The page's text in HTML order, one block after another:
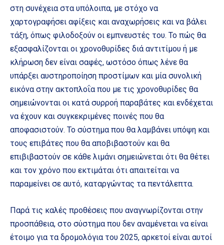
στη συνέχεια στα υπόλοιπα, με στόχο να
χαρτογραφήσει αφίξεις και αναχωρήσεις και να βάλει
τάξη, όπως φιλοδοξούν οι εμπνευστές του. Το πώς θα
εξασφαλίζονται οι χρονοθυρίδες διά αντιτίμου ή με
κλήρωση δεν είναι σαφές, ωστόσο όπως λένε θα
υπάρξει αυστηροποίηση προστίμων και μία συνολική
εικόνα στην ακτοπλοΐα που με τις χρονοθυρίδες θα
σημειώνονται οι κατά συρροή παραβάτες και ενδέχεται
να έχουν και συγκεκριμένες ποινές που θα
αποφασιστούν. Το σύστημα που θα λαμβάνει υπόψη και
τους επιβάτες που θα αποβιβαστούν και θα
επιβιβαστούν σε κάθε λιμάνι σημειώνεται ότι θα θέτει
και τον χρόνο που εκτιμάται ότι απαιτείται να
παραμείνει σε αυτό, καταργώντας τα πεντάλεπτα.
Παρά τις καλές προθέσεις που αναγνωρίζονται στην
προσπάθεια, στο σύστημα που δεν αναμένεται να είναι
έτοιμο για τα δρομολόγια του 2025, αρκετοί είναι αυτοί